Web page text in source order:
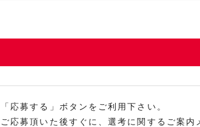
「応募する」ボタンをご利用下さい。
ご応募頂いた後すぐに、選考に関するご案内